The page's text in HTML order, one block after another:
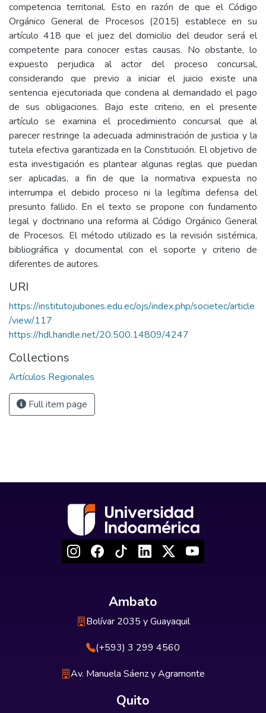
competencia territorial. Esto en razón de que el Código
Orgánico General de Procesos (2015) establece en su
artículo 418 que el juez del domicilio del deudor será el
competente para conocer estas causas. No obstante, lo
expuesto perjudica al actor del proceso concursal,
considerando que previo a iniciar el juicio existe una
sentencia ejecutoriada que condena al demandado el pago
de sus obligaciones. Bajo este criterio, en el presente
artículo se examina el procedimiento concursal que al
parecer restringe la adecuada administración de justicia y la
tutela efectiva garantizada en la Constitución. El objetivo de
esta investigación es plantear algunas reglas que puedan
ser aplicadas, a fin de que la normativa expuesta no
interrumpa el debido proceso ni la legítima defensa del
presunto fallido. En el texto se propone con fundamento
legal y doctrinario una reforma al Código Orgánico General
de Procesos. El método utilizado es la revisión sistémica,
bibliográfica y documental con el soporte y criterio de
diferentes de autores.
URI
https://institutojubones.edu.ec/ojs/index.php/societec/article
/view/117
https://hdl.handle.net/20.500.14809/4247
Collections
Artículos Regionales
Full item page
Ambato
Bolívar 2035 y Guayaquil
(+593) 3 299 4560
Av. Manuela Sáenz y Agramonte
Quito